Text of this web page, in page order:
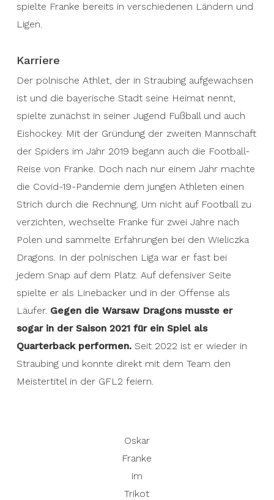
spielte Franke bereits in verschiedenen Ländern und
Ligen.
Karriere
Der polnische Athlet, der in Straubing aufgewachsen
ist und die bayerische Stadt seine Heimat nennt,
spielte zunächst in seiner Jugend Fußball und auch
Eishockey. Mit der Gründung der zweiten Mannschaft
der Spiders im Jahr 2019 begann auch die Football-
Reise von Franke. Doch nach nur einem Jahr machte
die Covid-19-Pandemie dem jungen Athleten einen
Strich durch die Rechnung. Um nicht auf Football zu
verzichten, wechselte Franke für zwei Jahre nach
Polen und sammelte Erfahrungen bei den Wieliczka
Dragons. In der polnischen Liga war er fast bei
jedem Snap auf dem Platz. Auf defensiver Seite
spielte er als Linebacker und in der Offense als
Läufer. Gegen die Warsaw Dragons musste er
sogar in der Saison 2021 für ein Spiel als
Quarterback performen. Seit 2022 ist er wieder in
Straubing und konnte direkt mit dem Team den
Meistertitel in der GFL2 feiern.
Oskar
Franke
im
Trikot